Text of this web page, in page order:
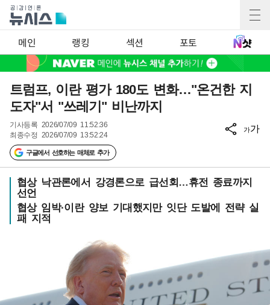
메인 랭킹 섹션 포토
트럼프, 이란 평가 180도 변화…"온건한 지
도자"서 "쓰레기" 비난까지
기사등록 2026/07/09 11:52:36
최종수정 2026/07/09 13:52:24
구글에서 선호하는 매체로 추가
가가
협상 낙관론에서 강경론으로 급선회…휴전 종료까지
선언
협상 임박·이란 양보 기대했지만 잇단 도발에 전략 실
패 지적